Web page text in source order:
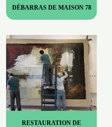
DÉBARRAS DE MAISON 78
RESTAURATION DE